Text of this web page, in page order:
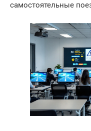
самостоятельные